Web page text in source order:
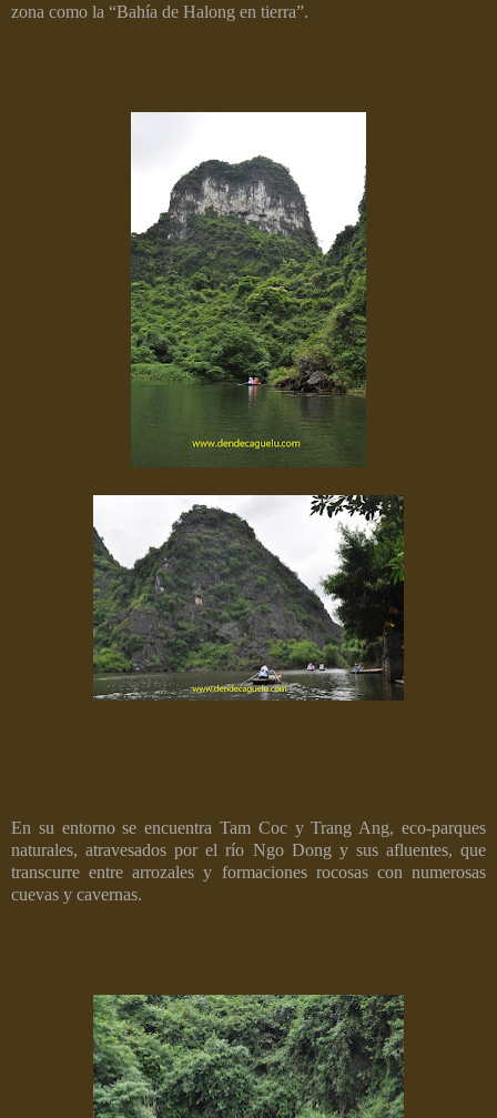
zona como la “Bahía de Halong en tierra”.
En su entorno se encuentra Tam Coc y Trang Ang, eco-parques
naturales, atravesados por el río Ngo Dong y sus afluentes, que
transcurre entre arrozales y formaciones rocosas con numerosas
cuevas y cavernas.